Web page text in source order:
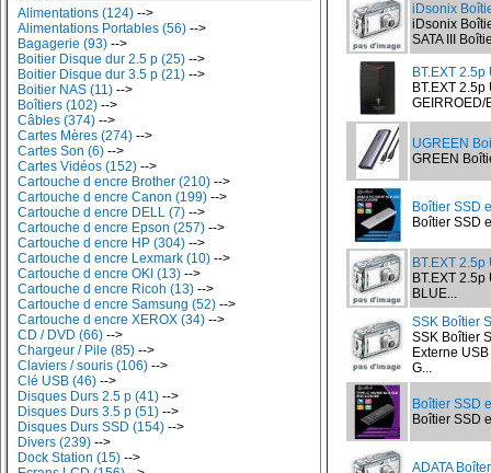
Alimentations (124) -->
Alimentations Portables (56) -->
Bagagerie (93) -->
Boitier Disque dur 2.5 p (25) -->
Boitier Disque dur 3.5 p (21) -->
Boitier NAS (11) -->
Boîtiers (102) -->
Câbles (374) -->
Cartes Mères (274) -->
Cartes Son (6) -->
Cartes Vidéos (152) -->
Cartouche d encre Brother (210) -->
Cartouche d encre Canon (199) -->
Cartouche d encre DELL (7) -->
Cartouche d encre Epson (257) -->
Cartouche d encre HP (304) -->
Cartouche d encre Lexmark (10) -->
Cartouche d encre OKI (13) -->
Cartouche d encre Ricoh (13) -->
Cartouche d encre Samsung (52) -->
Cartouche d encre XEROX (34) -->
CD / DVD (66) -->
Chargeur / Pile (85) -->
Claviers / souris (106) -->
Clé USB (46) -->
Disques Durs 2.5 p (41) -->
Disques Durs 3.5 p (51) -->
Disques Durs SSD (154) -->
Divers (239) -->
Dock Station (15) -->
iDsonix
iDsonix
SATA III
BT.EXT
BT.EXT
GEIRROED/
UGREEN
GREEN
Boîtier SSD
Boîtier SSD
BT.EXT
BT.EXT
BLUE...
SSK Boîtier
SSK Boîtier
Externe
G...
Boîtier SSD
Boîtier SSD
ADATA